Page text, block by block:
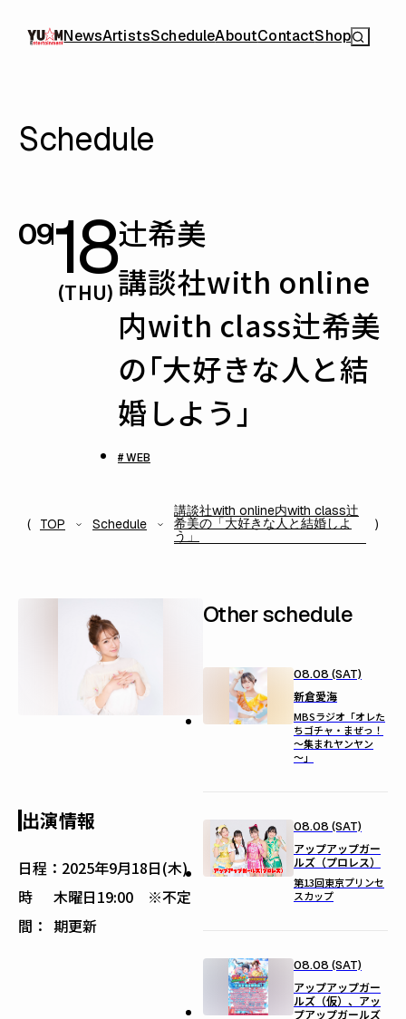
NewsArtistsScheduleAboutContactShop
Schedule
0918
(THU)
辻󠄀希美
講談社with online
内with class辻希美
の「大好きな人と結
婚しよう」
# WEB
TOP Schedule
講談社with online内with class辻
希美の「大好きな人と結婚しよ
う」
出演情報
日程： 2025年9月18日(木)
時
間：
木曜日19:00 ※不定
期更新
Other schedule
08.08 (SAT)
新倉愛海
MBSラジオ「オレた
ちゴチャ・まぜっ！
～集まれヤンヤン
～」
08.08 (SAT)
アップアップガー
ルズ（プロレス）
第13回東京プリンセ
スカップ
08.08 (SAT)
アップアップガー
ルズ（仮）、アッ
プアップガールズ